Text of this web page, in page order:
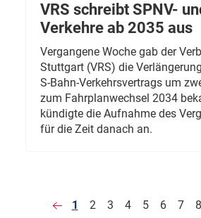
VRS schreibt SPNV-
Verkehre ab 2035 aus
Vergangene Woche gab der
Stuttgart (VRS) die
S-Bahn-Verkehrsvertrags um
zum Fahrplanwechsel 2034
kündigte die Aufnahme des
für die Zeit danach an.
1 2 3 4 5 6 7 8